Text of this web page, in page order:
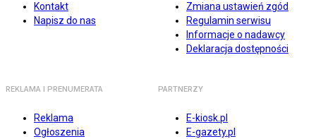
Kontakt
Napisz do nas
Zmiana ustawień zgód
Regulamin serwisu
Informacje o nadawcy
Deklaracja dostępności
REKLAMA I PRENUMERATA
Reklama
Ogłoszenia
PARTNERZY
E-kiosk.pl
E-gazety.pl